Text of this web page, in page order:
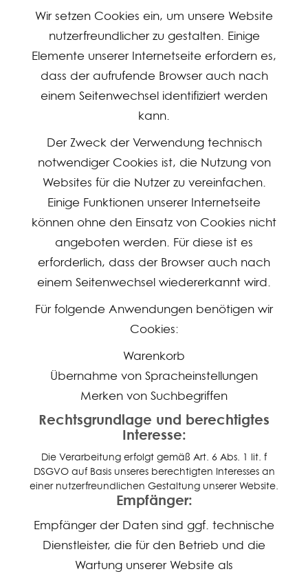
Wir setzen Cookies ein, um unsere Website
nutzerfreundlicher zu gestalten. Einige
Elemente unserer Internetseite erfordern es,
dass der aufrufende Browser auch nach
einem Seitenwechsel identifiziert werden
kann.
Der Zweck der Verwendung technisch
notwendiger Cookies ist, die Nutzung von
Websites für die Nutzer zu vereinfachen.
Einige Funktionen unserer Internetseite
können ohne den Einsatz von Cookies nicht
angeboten werden. Für diese ist es
erforderlich, dass der Browser auch nach
einem Seitenwechsel wiedererkannt wird.
Für folgende Anwendungen benötigen wir
Cookies:
Warenkorb
Übernahme von Spracheinstellungen
Merken von Suchbegriffen
Rechtsgrundlage und berechtigtes
Interesse:
Die Verarbeitung erfolgt gemäß Art. 6 Abs. 1 lit. f
DSGVO auf Basis unseres berechtigten Interesses an
einer nutzerfreundlichen Gestaltung unserer Website.
Empfänger:
Empfänger der Daten sind ggf. technische
Dienstleister, die für den Betrieb und die
Wartung unserer Website als